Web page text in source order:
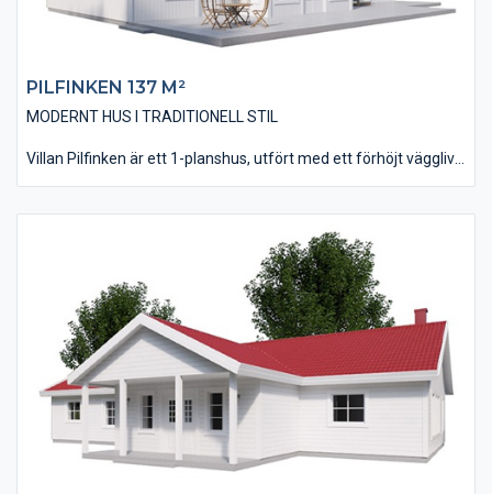
PILFINKEN 137 M²
MODERNT HUS I TRADITIONELL STIL
Villan Pilfinken är ett 1-planshus, utfört med ett förhöjt väggliv
boyta och innehåller 3 st väl tilltagna Sovrum. Husets kök har
ett vinkelinrede plus en stor köksö där man kan bereda mat i
goda vänners lag. Vardagsrummet är på nästan 40 kvm och
vars stora fönsterpartier ger rummet ett inbjudande ljus.